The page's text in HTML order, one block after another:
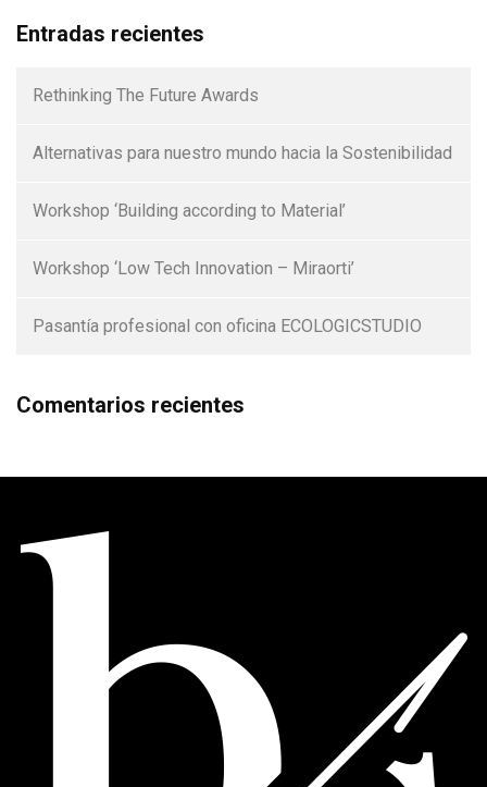
Entradas recientes
Rethinking The Future Awards
Alternativas para nuestro mundo hacia la Sostenibilidad
Workshop ‘Building according to Material’
Workshop ‘Low Tech Innovation – Miraorti’
Pasantía profesional con oficina ECOLOGICSTUDIO
Comentarios recientes